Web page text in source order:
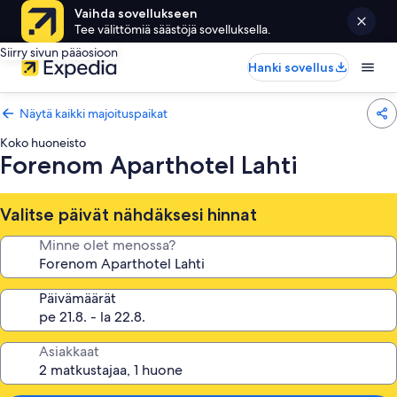
Vaihda sovellukseen
Tee välittömiä säästöjä sovelluksella.
Siirry sivun pääosioon
Hanki sovellus
Näytä kaikki majoituspaikat
Koko huoneisto
Forenom Aparthotel Lahti
Valitse päivät nähdäksesi hinnat
Minne olet menossa?
Päivämäärät
Asiakkaat